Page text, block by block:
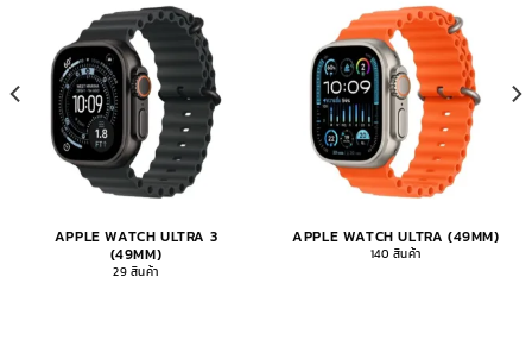
APPLE WATCH ULTRA 3
(49MM)
29 สินค้า
APPLE WATCH ULTRA (49MM)
140 สินค้า